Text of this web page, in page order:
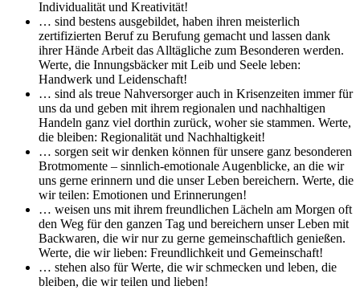
Individualität und Kreativität!
… sind bestens ausgebildet, haben ihren meisterlich
zertifizierten Beruf zu Berufung gemacht und lassen dank
ihrer Hände Arbeit das Alltägliche zum Besonderen werden.
Werte, die Innungsbäcker mit Leib und Seele leben:
Handwerk und Leidenschaft!
… sind als treue Nahversorger auch in Krisenzeiten immer für
uns da und geben mit ihrem regionalen und nachhaltigen
Handeln ganz viel dorthin zurück, woher sie stammen. Werte,
die bleiben: Regionalität und Nachhaltigkeit!
… sorgen seit wir denken können für unsere ganz besonderen
Brotmomente – sinnlich-emotionale Augenblicke, an die wir
uns gerne erinnern und die unser Leben bereichern. Werte, die
wir teilen: Emotionen und Erinnerungen!
… weisen uns mit ihrem freundlichen Lächeln am Morgen oft
den Weg für den ganzen Tag und bereichern unser Leben mit
Backwaren, die wir nur zu gerne gemeinschaftlich genießen.
Werte, die wir lieben: Freundlichkeit und Gemeinschaft!
… stehen also für Werte, die wir schmecken und leben, die
bleiben, die wir teilen und lieben!